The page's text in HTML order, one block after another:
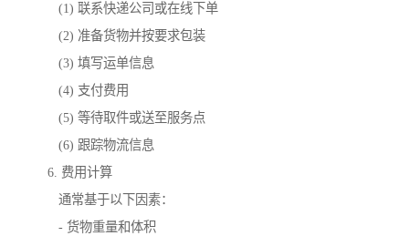
(1) 联系快递公司或在线下单
(2) 准备货物并按要求包装
(3) 填写运单信息
(4) 支付费用
(5) 等待取件或送至服务点
(6) 跟踪物流信息
6. 费用计算
通常基于以下因素：
- 货物重量和体积